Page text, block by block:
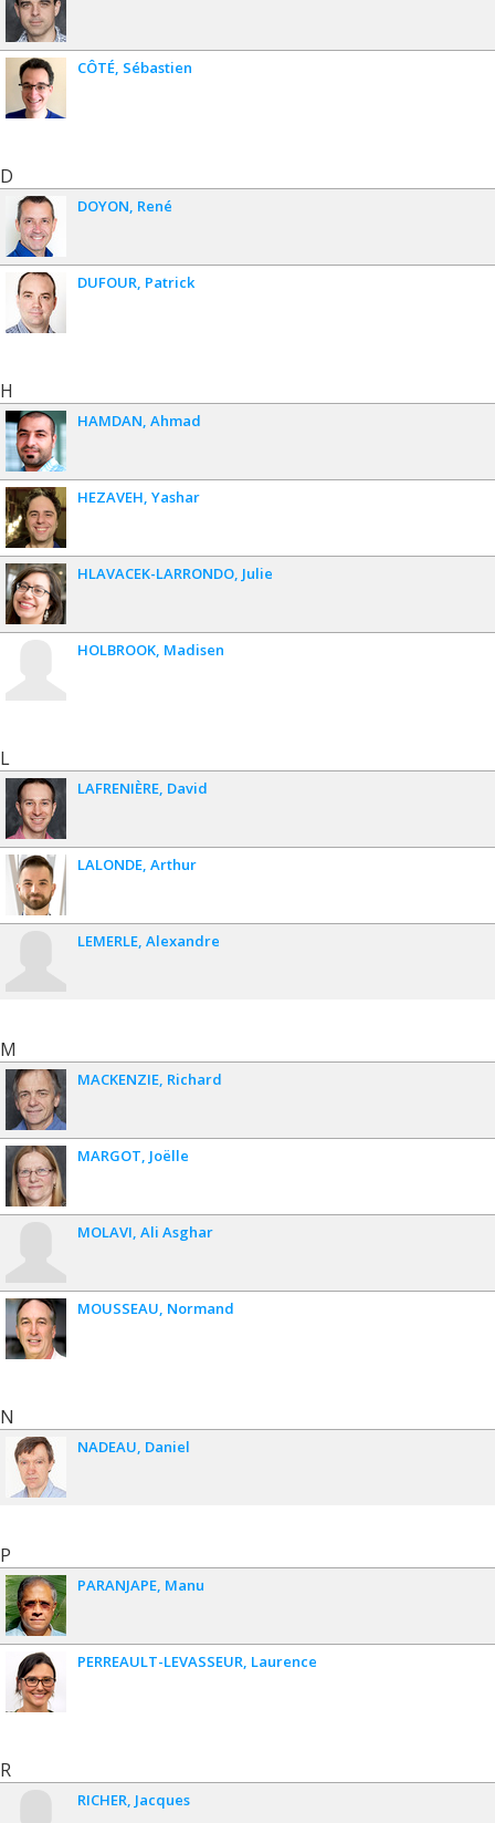
CÔTÉ Sébastien
D
DOYON René
DUFOUR Patrick
H
HAMDAN Ahmad
HEZAVEH Yashar
HLAVACEK-LARRONDO Julie
HOLBROOK Madisen
L
LAFRENIÈRE David
LALONDE Arthur
LEMERLE Alexandre
M
MACKENZIE Richard
MARGOT Joëlle
MOLAVI Ali Asghar
MOUSSEAU Normand
N
NADEAU Daniel
P
PARANJAPE Manu
PERREAULT-LEVASSEUR Laurence
R
RICHER Jacques